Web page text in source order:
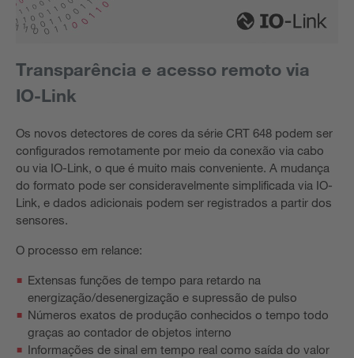
Transparência e acesso remoto via
IO-Link
Os novos detectores de cores da série CRT 648 podem ser
configurados remotamente por meio da conexão via cabo
ou via IO-Link, o que é muito mais conveniente. A mudança
do formato pode ser consideravelmente simplificada via IO-
Link, e dados adicionais podem ser registrados a partir dos
sensores.
O processo em relance:
Extensas funções de tempo para retardo na
energização/desenergização e supressão de pulso
Números exatos de produção conhecidos o tempo todo
graças ao contador de objetos interno
Informações de sinal em tempo real como saída do valor